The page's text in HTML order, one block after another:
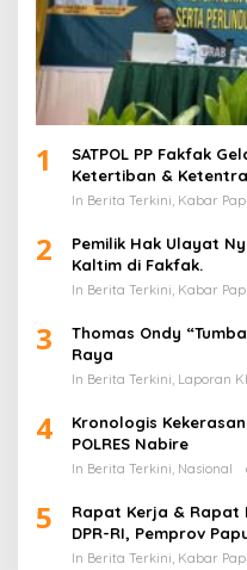
1
SATPOL PP Fakfak
Ketertiban &
Masyarakat
In Berita Terkini, Kabar
2
Pemilik Hak Ulayat
Kaltim di Fakfak.
In Berita Terkini, Kabar
3
Thomas Ondy
Raya
In Berita Terkini, Laporan
4
Kronologis
POLRES Nabire
In Berita Terkini, Nasional
5
Rapat Kerja & Rapat
DPR-RI, Pemprov
Keberpihakan
In Berita Terkini, Kabar